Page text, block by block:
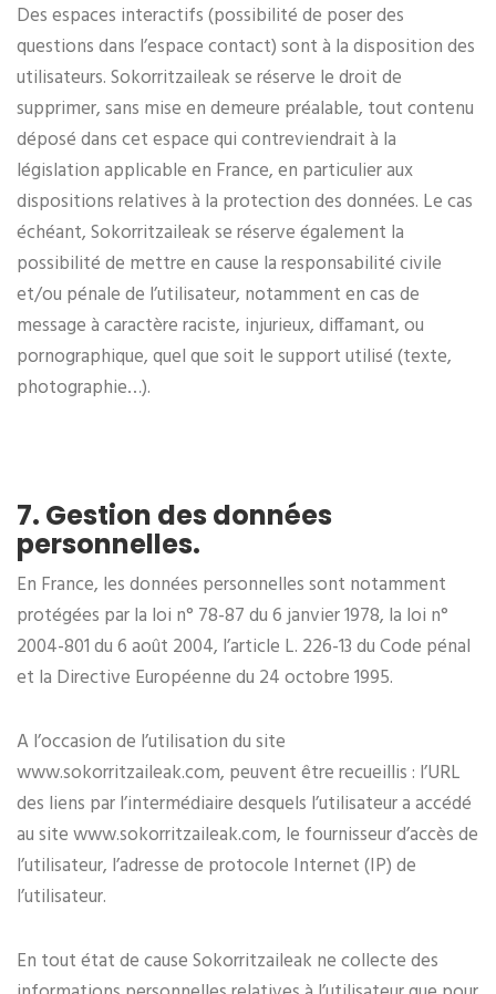
Des espaces interactifs (possibilité de poser des
questions dans l’espace contact) sont à la disposition des
utilisateurs. Sokorritzaileak se réserve le droit de
supprimer, sans mise en demeure préalable, tout contenu
déposé dans cet espace qui contreviendrait à la
législation applicable en France, en particulier aux
dispositions relatives à la protection des données. Le cas
échéant, Sokorritzaileak se réserve également la
possibilité de mettre en cause la responsabilité civile
et/ou pénale de l’utilisateur, notamment en cas de
message à caractère raciste, injurieux, diffamant, ou
pornographique, quel que soit le support utilisé (texte,
photographie…).
7. Gestion des données
personnelles.
En France, les données personnelles sont notamment
protégées par la loi n° 78-87 du 6 janvier 1978, la loi n°
2004-801 du 6 août 2004, l’article L. 226-13 du Code pénal
et la Directive Européenne du 24 octobre 1995.
A l’occasion de l’utilisation du site
www.sokorritzaileak.com, peuvent être recueillis : l’URL
des liens par l’intermédiaire desquels l’utilisateur a accédé
au site www.sokorritzaileak.com, le fournisseur d’accès de
l’utilisateur, l’adresse de protocole Internet (IP) de
l’utilisateur.
En tout état de cause Sokorritzaileak ne collecte des